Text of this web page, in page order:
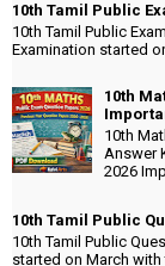
10th Tamil Public
10th Tamil Public
Examination started
10th
10th
Answer
2026
10th Tamil Public
10th Tamil Public
started on March with